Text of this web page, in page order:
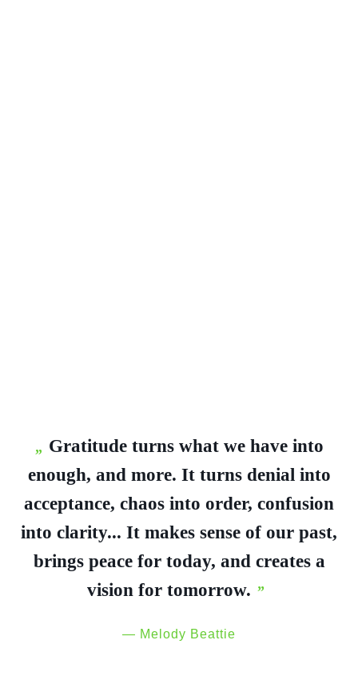
Gratitude turns what we have into
enough, and more. It turns denial into
acceptance, chaos into order, confusion
into clarity... It makes sense of our past,
brings peace for today, and creates a
vision for tomorrow.
Melody Beattie